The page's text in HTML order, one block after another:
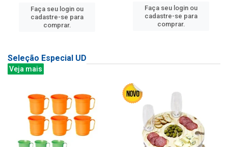
Faça seu login ou
cadastre-se para
comprar.
Faça seu login ou
cadastre-se para
comprar.
Seleção Especial UD
Veja mais